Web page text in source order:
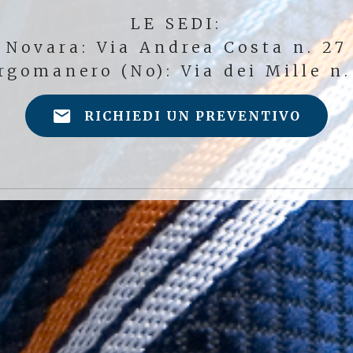
LE SEDI:
Novara: Via Andrea Costa n. 27
(No): Via dei Mille n.
RICHIEDI UN PREVENTIVO